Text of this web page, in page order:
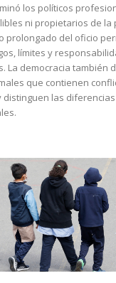
los políticos
ni propietarios de la
prolongado del oficio
límites y
La democracia también
que contienen
distinguen las